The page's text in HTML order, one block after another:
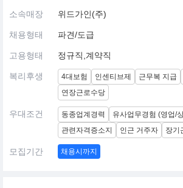
소속매장 위드가인(주)
채용형태 파견/도급
고용형태 정규직,계약직
복리후생 4대보험 인센티브제 근무복 지급
연장근로수당
우대조건 동종업계경력
유사업무경험 (영업/
관련자격증소지
인근 거주자 장기
모집기간 채용시까지